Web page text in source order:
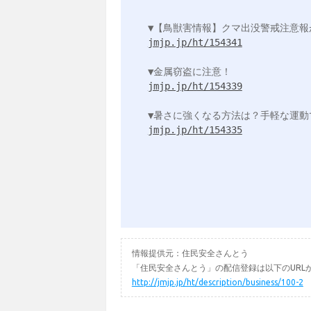
jmjp.jp/ht/154341
jmjp.jp/ht/154339
jmjp.jp/ht/154335
情報提供元：住民安全さんとう
「住民安全さんとう」の配信登録は以下のURL
http://jmjp.jp/ht/description/business/100-2